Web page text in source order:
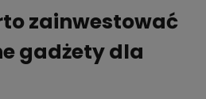
zainwestować
gadżety dla